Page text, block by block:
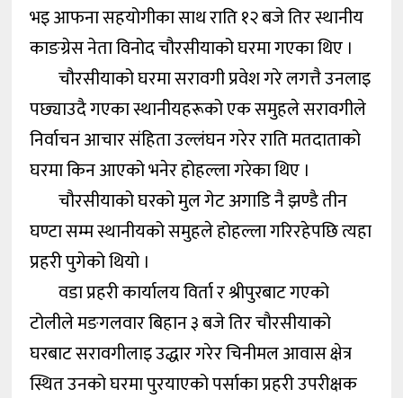
भइ आफना सहयोगीका साथ राति १२ बजे तिर स्थानीय
काङग्रेस नेता विनोद चौरसीयाको घरमा गएका थिए ।
चौरसीयाको घरमा सरावगी प्रवेश गरे लगत्तै उनलाइ
पछ्याउदै गएका स्थानीयहरूको एक समुहले सरावगीले
निर्वाचन आचार संहिता उल्लंघन गरेर राति मतदाताको
घरमा किन आएको भनेर होहल्ला गरेका थिए ।
चौरसीयाको घरको मुल गेट अगाडि नै झण्डै तीन
घण्टा सम्म स्थानीयको समुहले होहल्ला गरिरहेपछि त्यहा
प्रहरी पुगेको थियो ।
वडा प्रहरी कार्यालय विर्ता र श्रीपुरबाट गएको
टोलीले मङगलवार बिहान ३ बजे तिर चौरसीयाको
घरबाट सरावगीलाइ उद्धार गरेर चिनीमल आवास क्षेत्र
स्थित उनको घरमा पुरयाएको पर्साका प्रहरी उपरीक्षक